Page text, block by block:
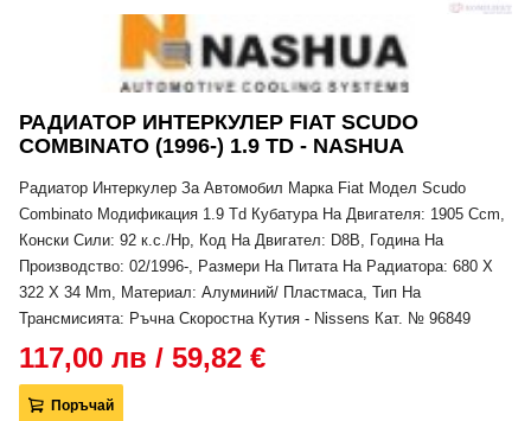
РАДИАТОР ИНТЕРКУЛЕР FIAT SCUDO
COMBINATO (1996-) 1.9 TD - NASHUA
Радиатор Интеркулер За Автомобил Марка Fiat Модел Scudo
Combinato Модификация 1.9 Td Кубатура На Двигателя: 1905 Ccm,
Конски Сили: 92 к.с./Hp, Код На Двигател: D8B, Година На
Производство: 02/1996-, Размери На Питата На Радиатора: 680 X
322 X 34 Mm, Материал: Алуминий/ Пластмаса, Тип На
Трансмисията: Ръчна Скоростна Кутия - Nissens Кат. № 96849
117,00 лв / 59,82 €
Поръчай